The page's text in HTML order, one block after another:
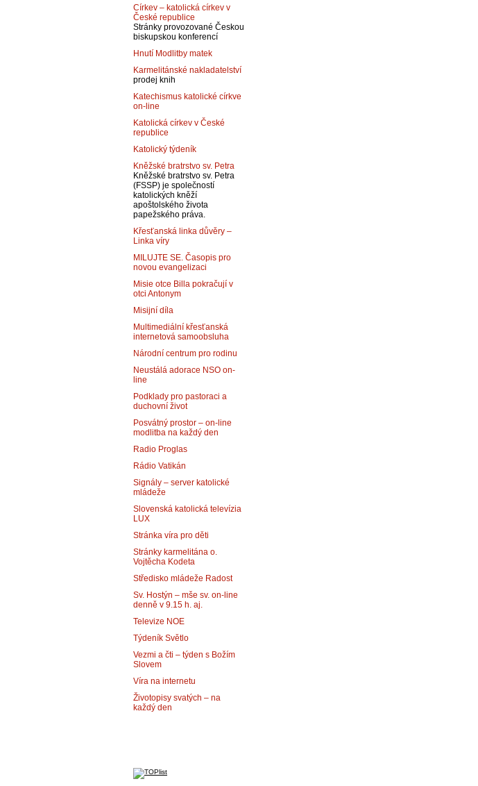
Církev – katolická církev v
České republice
Stránky provozované Českou
biskupskou konferencí
Hnutí Modlitby matek
Karmelitánské nakladatelství
prodej knih
Katechismus katolické církve
on-line
Katolická církev v České
republice
Katolický týdeník
Kněžské bratrstvo sv. Petra
Kněžské bratrstvo sv. Petra
(FSSP) je společností
katolických kněží
apoštolského života
papežského práva.
Křesťanská linka důvěry –
Linka víry
MILUJTE SE. Časopis pro
novou evangelizaci
Misie otce Billa pokračují v
otci Antonym
Misijní díla
Multimediální křesťanská
internetová samoobsluha
Národní centrum pro rodinu
Neustálá adorace NSO on-
line
Podklady pro pastoraci a
duchovní život
Posvátný prostor – on-line
modlitba na každý den
Radio Proglas
Rádio Vatikán
Signály – server katolické
mládeže
Slovenská katolická televízia
LUX
Stránka víra pro děti
Stránky karmelitána o.
Vojtěcha Kodeta
Středisko mládeže Radost
Sv. Hostýn – mše sv. on-line
denně v 9.15 h. aj.
Televize NOE
Týdeník Světlo
Vezmi a čti – týden s Božím
Slovem
Víra na internetu
Životopisy svatých – na
každý den